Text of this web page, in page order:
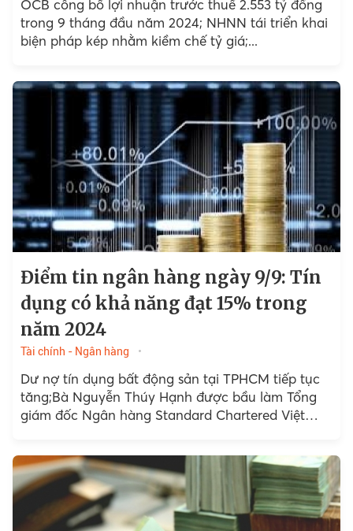
OCB công bố lợi nhuận trước thuế 2.553 tỷ đồng
trong 9 tháng đầu năm 2024; NHNN tái triển khai
biện pháp kép nhằm kiềm chế tỷ giá;...
Điểm tin ngân hàng ngày 9/9: Tín
dụng có khả năng đạt 15% trong
năm 2024
Tài chính - Ngân hàng
Dư nợ tín dụng bất động sản tại TPHCM tiếp tục
tăng;Bà Nguyễn Thúy Hạnh được bầu làm Tổng
giám đốc Ngân hàng Standard Chartered Việt